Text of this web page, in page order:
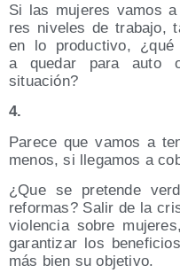
Si las muje­res vamos
res nive­les de tra­ba­jo,
en lo pro­duc­ti­vo,
a que­dar para auto
situación?
4.
Pare­ce que vamos a
menos, si lle­ga­mos a
¿Que se pre­ten­de
refor­mas? Salir de la
vio­len­cia sobre
garan­ti­zar los
más bien su objetivo.